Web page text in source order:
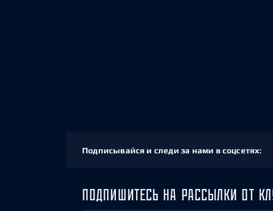
Подписывайся и следи за нами в соцсетях:
ПОДПИШИТЕСЬ НА РАССЫЛКИ ОТ